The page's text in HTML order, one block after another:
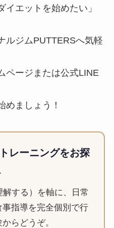
エットを始めたい」
ルジムPUTTERSへ気軽
ページまたは公式LINE
めましょう！
レーニングをお探
する）を軸に、日常
指導を完全個別で行
らどうぞ。